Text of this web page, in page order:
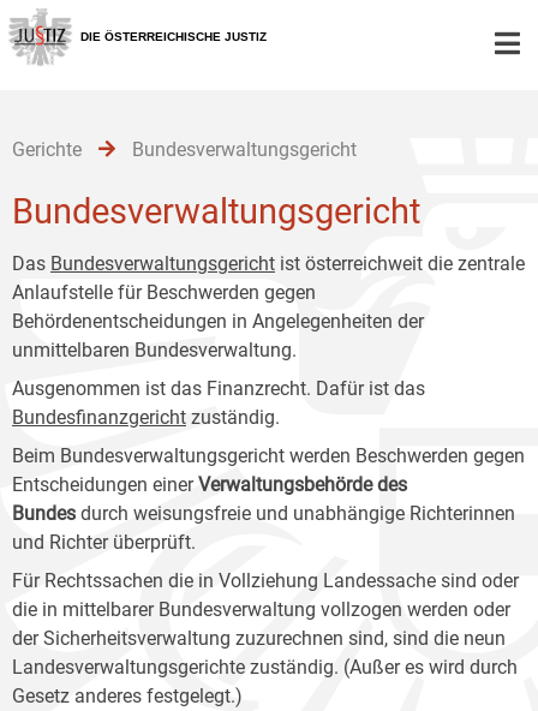
Zur
Hauptnavigation
[1]
Zum
Inhalt
[2]
Zum
Untermenü
[3]
DIE ÖSTERREICHISCHE JUSTIZ
Gerichte Bundesverwaltungsgericht
Bundesverwaltungsgericht
Das Bundesverwaltungsgericht ist österreichweit die zentrale
Anlaufstelle für Beschwerden gegen
Behördenentscheidungen in Angelegenheiten der
unmittelbaren Bundesverwaltung.
Ausgenommen ist das Finanzrecht. Dafür ist das
Bundesfinanzgericht zuständig.
Beim Bundesverwaltungsgericht werden Beschwerden gegen
Entscheidungen einerVerwaltungsbehörde des
Bundes durch weisungsfreie und unabhängige Richterinnen
und Richter überprüft.
Für Rechtssachen die in Vollziehung Landessache sind oder
die in mittelbarer Bundesverwaltung vollzogen werden oder
der Sicherheitsverwaltung zuzurechnen sind, sind die neun
Landesverwaltungsgerichte zuständig. (Außer es wird durch
Gesetz anderes festgelegt.)